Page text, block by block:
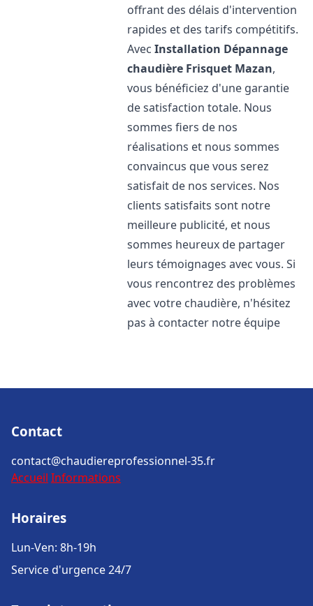
offrant des délais d'intervention
rapides et des tarifs compétitifs.
AvecInstallation Dépannage
chaudière Frisquet Mazan,
vous bénéficiez d'une garantie
de satisfaction totale. Nous
sommes fiers de nos
réalisations et nous sommes
convaincus que vous serez
satisfait de nos services. Nos
clients satisfaits sont notre
meilleure publicité, et nous
sommes heureux de partager
leurs témoignages avec vous. Si
vous rencontrez des problèmes
avec votre chaudière, n'hésitez
pas à contacter notre équipe
Contact
contact@chaudiereprofessionnel-35.fr
Accueil Informations
Horaires
Lun-Ven: 8h-19h
Service d'urgence 24/7